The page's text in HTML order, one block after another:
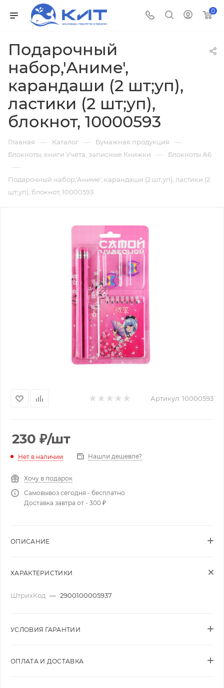
0
Подарочный
набор,'Аниме',
карандаши (2 шт;уп),
ластики (2 шт;уп),
блокнот, 10000593
Главная — Каталог — Бумажная продукция —
Блокноты, книги Учёта, записные Книжки — Блокноты А6
—
Подарочный набор,'Аниме', карандаши (2 шт;уп), ластики (2
шт;уп), блокнот, 10000593
Артикул: 10000593
230 ₽/шт
Нет в наличии Нашли дешевле?
Хочу в подарок
Самовывоз сегодня - бесплатно
Доставка завтра от - 300 ₽
ОПИСАНИЕ
ХАРАКТЕРИСТИКИ
ШтрихКод — 2900100005937
УСЛОВИЯ ГАРАНТИИ
ОПЛАТА И ДОСТАВКА